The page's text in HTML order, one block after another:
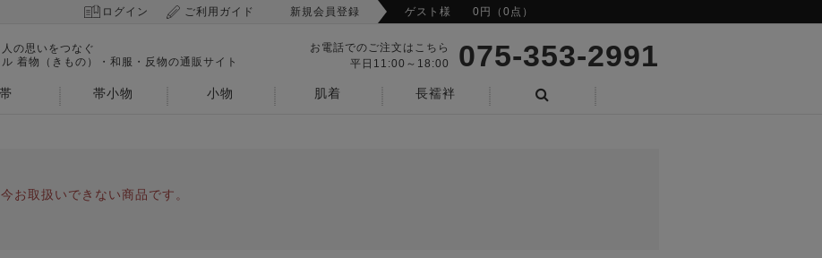
ログイン ご利用ガイド 新規会員登録 ゲスト様 0円（0点）
の思いをつなぐ
着物（きもの）・和服・反物の通販サイト
お電話でのご注文はこちら
平日11:00～18:00
075-353-2991
帯 帯小物 小物 肌着
長襦袢
お取扱いできない商品です。